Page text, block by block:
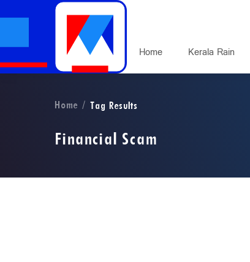
Home Kerala Rain
Home Tag Results
Financial Scam